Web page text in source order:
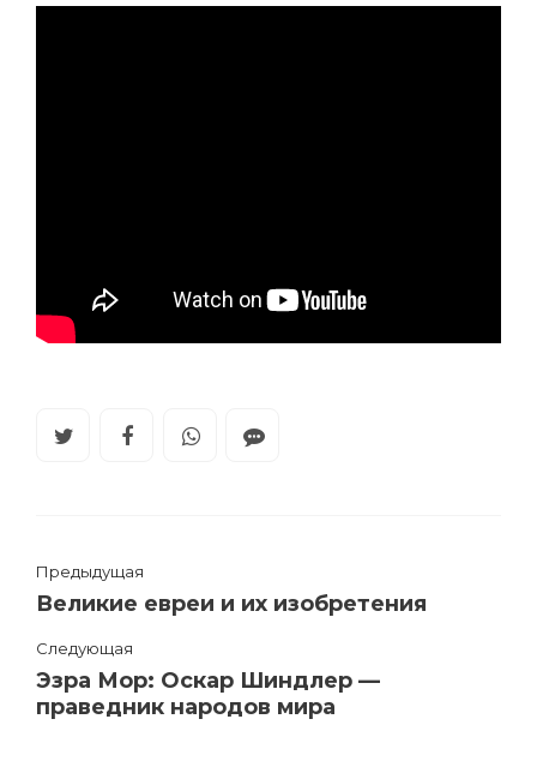
Предыдущая
Великие евреи и их изобретения
Следующая
Эзра Мор: Оскар Шиндлер —
праведник народов мира